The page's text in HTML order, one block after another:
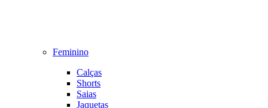
Feminino
Calças
Shorts
Saias
Jaquetas